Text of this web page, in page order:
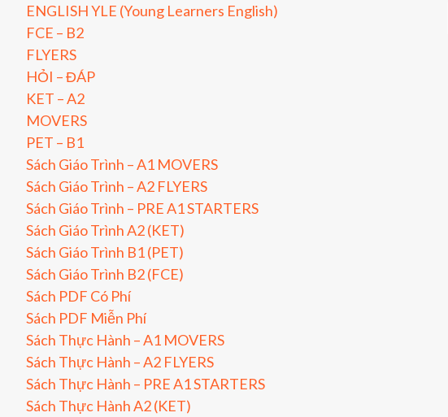
ENGLISH YLE (Young Learners English)
FCE – B2
FLYERS
HỎI – ĐÁP
KET – A2
MOVERS
PET – B1
Sách Giáo Trình – A1 MOVERS
Sách Giáo Trình – A2 FLYERS
Sách Giáo Trình – PRE A1 STARTERS
Sách Giáo Trình A2 (KET)
Sách Giáo Trình B1 (PET)
Sách Giáo Trình B2 (FCE)
Sách PDF Có Phí
Sách PDF Miễn Phí
Sách Thực Hành – A1 MOVERS
Sách Thực Hành – A2 FLYERS
Sách Thực Hành – PRE A1 STARTERS
Sách Thực Hành A2 (KET)